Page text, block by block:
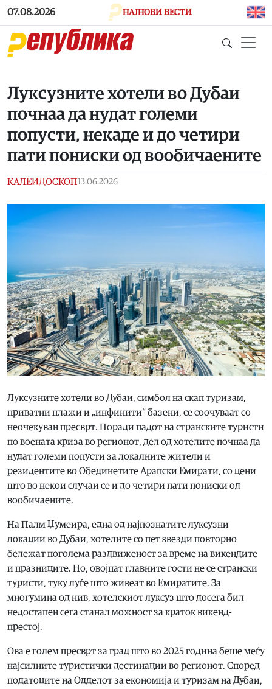
Skip to main content
07.08.2026 НАЈНОВИ ВЕСТИ
Луксузните хотели во Дубаи
почнаа да нудат големи
попусти, некаде и до четири
пати пониски од вообичаените
КАЛЕИДОСКОП13.06.2026
Луксузните хотели во Дубаи, симбол на скап туризам,
приватни плажи и „инфинити“ базени, се соочуваат со
неочекуван пресврт. Поради падот на странските туристи
по воената криза во регионот, дел од хотелите почнаа да
нудат големи попусти за локалните жители и
резидентите во Обединетите Арапски Емирати, со цени
што во некои случаи се и до четири пати пониски од
вообичаените.
На Палм Џумеира, една од најпознатите луксузни
локации во Дубаи, хотелите со пет ѕвезди повторно
бележат поголема раздвиженост за време на викендите
и празниците. Но, овојпат главните гости не се странски
туристи, туку луѓе што живеат во Емиратите. За
многумина од нив, хотелскиот луксуз што досега бил
недостапен сега станал можност за краток викенд-
престој.
Ова е голем пресврт за град што во 2025 година беше меѓу
најсилните туристички дестинации во регионот. Според
податоците на Одделот за економија и туризам на Дубаи,